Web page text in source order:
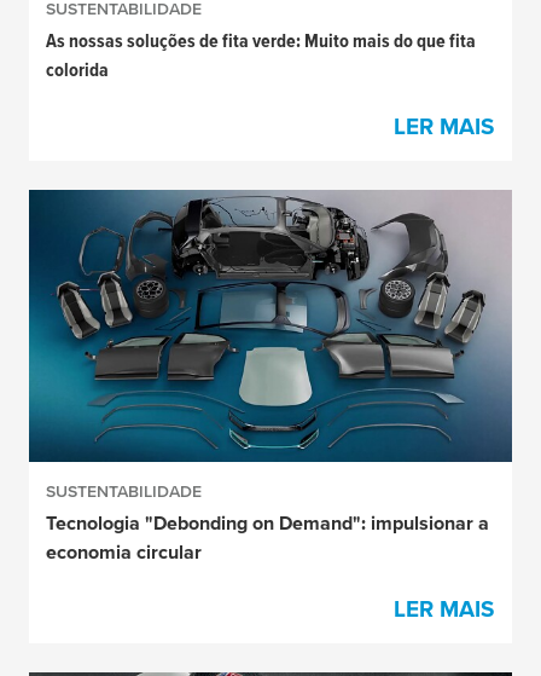
SUSTENTABILIDADE
As nossas soluções de fita verde: Muito mais do que fita
colorida
LER MAIS
SUSTENTABILIDADE
Tecnologia "Debonding on Demand": impulsionar a
economia circular
LER MAIS